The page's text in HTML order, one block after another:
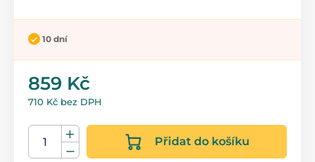
10 dní
859 Kč
710 Kč bez DPH
Přidat do košíku